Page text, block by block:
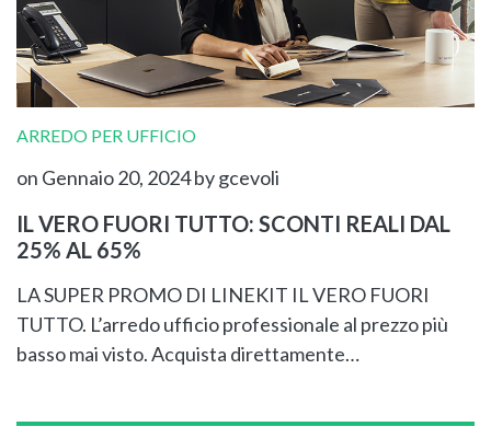
ARREDO PER UFFICIO
on Gennaio 20, 2024by gcevoli
IL VERO FUORI TUTTO: SCONTI REALI DAL
25% AL 65%
LA SUPER PROMO DI LINEKIT IL VERO FUORI
TUTTO. L’arredo ufficio professionale al prezzo più
basso mai visto. Acquista direttamente…